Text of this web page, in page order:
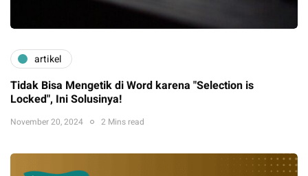
artikel
Tidak Bisa Mengetik di Word karena "Selection is
Locked", Ini Solusinya!
November 20, 2024 2 Mins read